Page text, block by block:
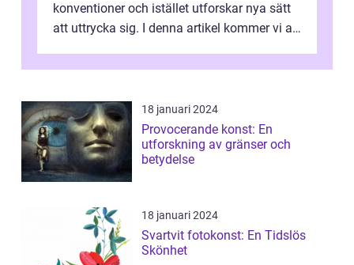
konventioner och istället utforskar nya sätt
att uttrycka sig. I denna artikel kommer vi att
18 januari 2024
Provocerande konst: En
utforskning av gränser och
betydelse
18 januari 2024
Svartvit fotokonst: En Tidslös
Skönhet